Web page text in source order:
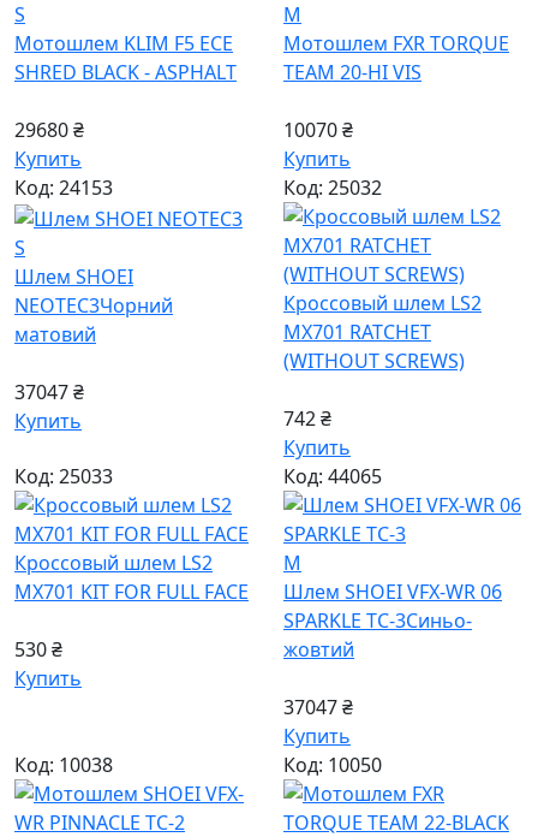
S
Мотошлем KLIM F5 ECE
SHRED BLACK - ASPHALT
29680 ₴
Купить
M
Мотошлем FXR TORQUE
TEAM 20-HI VIS
10070 ₴
Купить
Код: 24153
S
Шлем SHOEI
NEOTEC3Чорний
матовий
37047 ₴
Купить
Код: 25032
Кроссовый шлем LS2
MX701 RATCHET
(WITHOUT SCREWS)
742 ₴
Купить
Код: 25033
Кроссовый шлем LS2
MX701 KIT FOR FULL FACE
530 ₴
Купить
Код: 44065
M
Шлем SHOEI VFX-WR 06
SPARKLE TC-3Синьо-
жовтий
37047 ₴
Купить
Код: 10038
Код: 10050